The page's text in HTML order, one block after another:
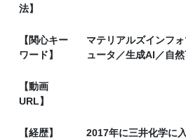
法】
【関心キー
ワード】
マテリアルズインフ
ュータ／生成AI／自
【動画
URL】
【経歴】
2017年に三井化学に